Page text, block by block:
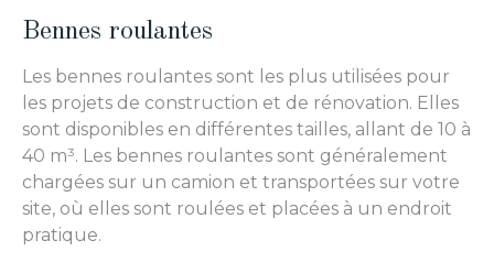
Bennes roulantes
Les bennes roulantes sont les plus utilisées pour
les projets de construction et de rénovation. Elles
sont disponibles en différentes tailles, allant de 10 à
40 m³. Les bennes roulantes sont généralement
chargées sur un camion et transportées sur votre
site, où elles sont roulées et placées à un endroit
pratique.